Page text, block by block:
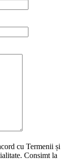
cu Termenii și
Consimt la